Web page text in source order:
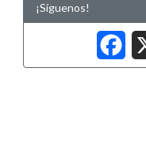
¡Síguenos!